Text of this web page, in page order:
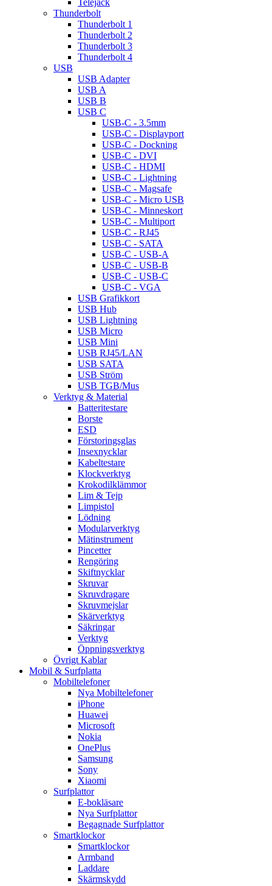
Telejack
Thunderbolt
Thunderbolt 1
Thunderbolt 2
Thunderbolt 3
Thunderbolt 4
USB
USB Adapter
USB A
USB B
USB C
USB-C - 3.5mm
USB-C - Displayport
USB-C - Dockning
USB-C - DVI
USB-C - HDMI
USB-C - Lightning
USB-C - Magsafe
USB-C - Micro USB
USB-C - Minneskort
USB-C - Multiport
USB-C - RJ45
USB-C - SATA
USB-C - USB-A
USB-C - USB-B
USB-C - USB-C
USB-C - VGA
USB Grafikkort
USB Hub
USB Lightning
USB Micro
USB Mini
USB RJ45/LAN
USB SATA
USB Ström
USB TGB/Mus
Verktyg & Material
Batteritestare
Borste
ESD
Förstoringsglas
Insexnycklar
Kabeltestare
Klockverktyg
Krokodilklämmor
Lim & Tejp
Limpistol
Lödning
Modularverktyg
Mätinstrument
Pincetter
Rengöring
Skiftnycklar
Skruvar
Skruvdragare
Skruvmejslar
Skärverktyg
Säkringar
Verktyg
Öppningsverktyg
Övrigt Kablar
Mobil & Surfplatta
Mobiltelefoner
Nya Mobiltelefoner
iPhone
Huawei
Microsoft
Nokia
OnePlus
Samsung
Sony
Xiaomi
Surfplattor
E-bokläsare
Nya Surfplattor
Begagnade Surfplattor
Smartklockor
Smartklockor
Armband
Laddare
Skärmskydd